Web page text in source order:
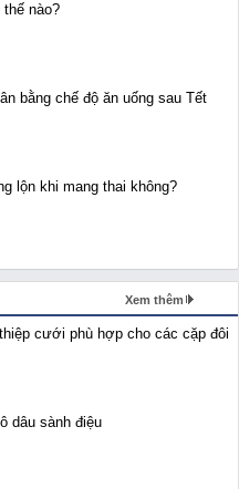
thế nào?
bằng chế độ ăn uống sau Tết
lộn khi mang thai không?
Xem thêm
cưới phù hợp cho các cặp đôi
dâu sành điệu